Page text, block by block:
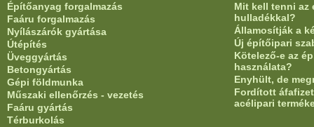
Építőanyag forgalmazás
Faáru forgalmazás
Nyílászárók gyártása
Útépítés
Üveggyártás
Betongyártás
Gépi földmunka
Műszaki ellenőrzés - vezetés
Faáru gyártás
Térburkolás
Mit kell tenni az
hulladékkal?
Államosítják a
Új építőipari
Kötelező-e az
használata?
Enyhült, de
Fordított
acélipari